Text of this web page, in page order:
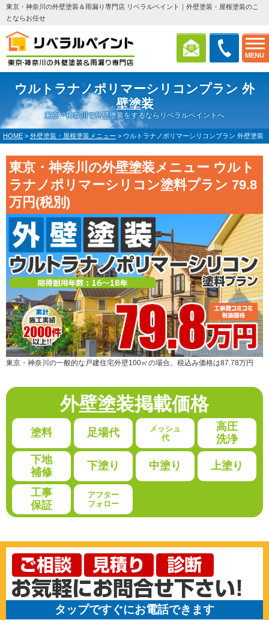
MENU
東京・神奈川の外壁塗装＆雨漏り専門店 リベラルペイント｜外壁塗装・屋根塗装のこ
とならお任せ
ウルトラナノポリマーシリコンプラン 外
壁塗装
東京・神奈川で外壁塗装をするならリベラルペイントへ
HOME > 外壁塗装・屋根塗装メニュー > ウルトラナノポリマーシリコンプラン 外壁塗装
東京・神奈川の外壁塗装メニュー ウルト
ラナノポリマーシリコン塗料プラン 79.8
万円(税別)
東京・神奈川の一般的な戸建住宅外壁100㎡の場合。税込み価格は87.78万円
外壁塗装掲載価格
塗料 足場代
メッシュ
代
高圧
洗浄
下地
補修
下塗り 中塗り 上塗り
工事
保証
アフター
フォロー
タップですぐにお電話できます